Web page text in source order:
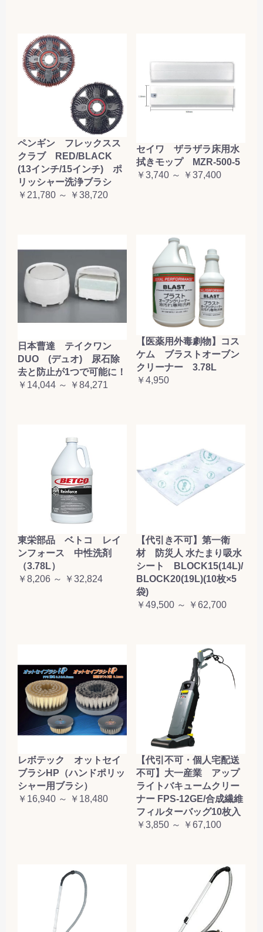
ペンギン フレックスス
クラブ RED/BLACK
(13インチ/15インチ) ポ
リッシャー洗浄ブラシ
￥21,780 ～ ￥38,720
セイワ ザラザラ床用水
拭きモップ MZR-500-5
￥3,740 ～ ￥37,400
日本曹達 テイクワン
DUO (デュオ) 尿石除
去と防止が1つで可能に！
￥14,044 ～ ￥84,271
【医薬用外毒劇物】コス
ケム ブラストオーブン
クリーナー 3.78L
￥4,950
東栄部品 ベトコ レイ
ンフォース 中性洗剤
（3.78L）
￥8,206 ～ ￥32,824
【代引き不可】第一衛
材 防災人 水たまり吸水
シート BLOCK15(14L)/
BLOCK20(19L)(10枚×5
袋)
￥49,500 ～ ￥62,700
レボテック オットセイ
ブラシHP（ハンドポリッ
シャー用ブラシ）
￥16,940 ～ ￥18,480
【代引不可・個人宅配送
不可】大一産業 アップ
ライトバキュームクリー
ナー FPS-12GE/合成繊維
フィルターバッグ10枚入
￥3,850 ～ ￥67,100